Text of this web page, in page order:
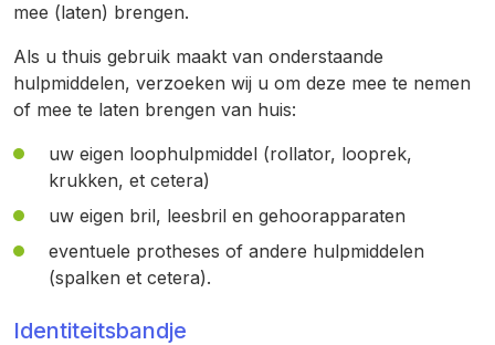
mee (laten) brengen.
Als u thuis gebruik maakt van onderstaande
hulpmiddelen, verzoeken wij u om deze mee te nemen
of mee te laten brengen van huis:
uw eigen loophulpmiddel (rollator, looprek,
krukken, et cetera)
uw eigen bril, leesbril en gehoorapparaten
eventuele protheses of andere hulpmiddelen
(spalken et cetera).
Identiteitsbandje